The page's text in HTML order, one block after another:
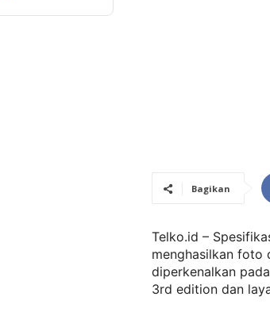
Bagikan
Telko.id –
menghasilkan foto
diperkenalkan
3rd edition dan